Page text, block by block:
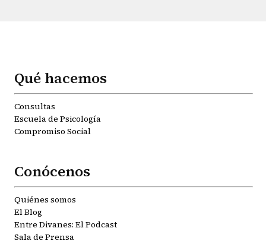
Qué hacemos
Consultas
Escuela de Psicología
Compromiso Social
Conócenos
Quiénes somos
El Blog
Entre Divanes: El Podcast
Sala de Prensa